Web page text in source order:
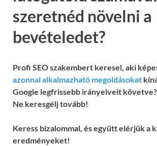
szeretnéd növelni a
bevételedet?
Profi SEO szakembert keresel, aki
azonnal alkalmazható megoldásokat
Google legfrissebb irányelveit követve?
Ne keresgélj tovább!
Keress bizalommal, és együtt elérjük a
eredményeket!